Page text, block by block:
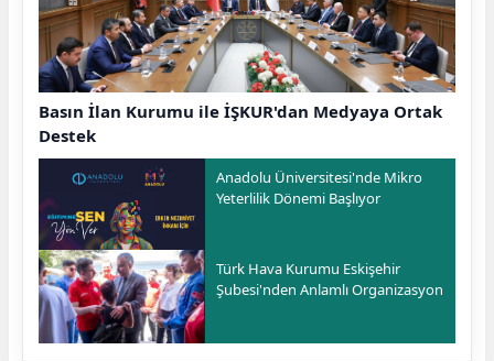
Basın İlan Kurumu ile İŞKUR'dan Medyaya Ortak
Destek
Anadolu Üniversitesi'nde Mikro
Yeterlilik Dönemi Başlıyor
Türk Hava Kurumu Eskişehir
Şubesi'nden Anlamlı Organizasyon